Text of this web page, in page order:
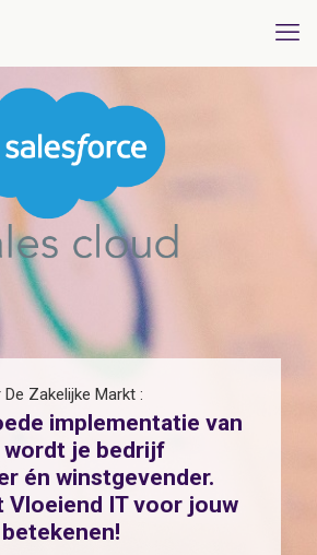
Zakelijke Markt :
implementatie van
wordt je bedrijf
én winstgevender.
Vloeiend IT voor jouw